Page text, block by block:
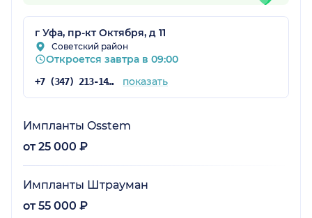
г Уфа, пр-кт Октября, д 11
Советский район
Откроется завтра в 09:00
+7 (347) 213-14-06 показать
Импланты Osstem
от 25 000 ₽
Импланты Штрауман
от 55 000 ₽